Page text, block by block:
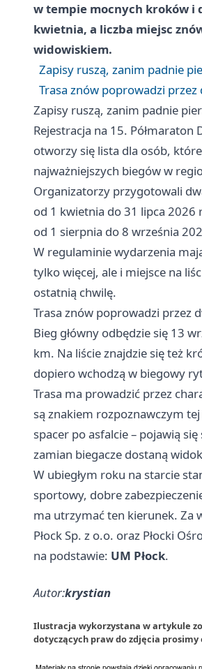
w tempie mocnych kroków i
kwietnia, a liczba miejsc
widowiskiem.
Zapisy ruszą, zanim padnie
Trasa znów poprowadzi
Zapisy ruszą, zanim padnie
Rejestracja na 15.
otworzy się lista dla osób,
najważniejszych biegów w
Organizatorzy przygotowali
od 1 kwietnia do 31 lipca 2026
od 1 sierpnia do 8 września
W regulaminie wydarzenia
tylko więcej, ale i miejsce na
ostatnią chwilę.
Trasa znów poprowadzi przez
Bieg główny odbędzie się 13
km. Na liście znajdzie się też
dopiero wchodzą w biegowy
Trasa ma prowadzić przez
są znakiem rozpoznawczym
spacer po asfalcie – pojawią
zamian biegacze dostaną
W ubiegłym roku na starcie
sportowy, dobre
ma utrzymać ten kierunek. Za
Płock Sp. z o.o. oraz Płocki
na podstawie: UM Płock.
Autor:krystian
Ilustracja wykorzystana w artykule
dotyczących praw do zdjęcia prosimy